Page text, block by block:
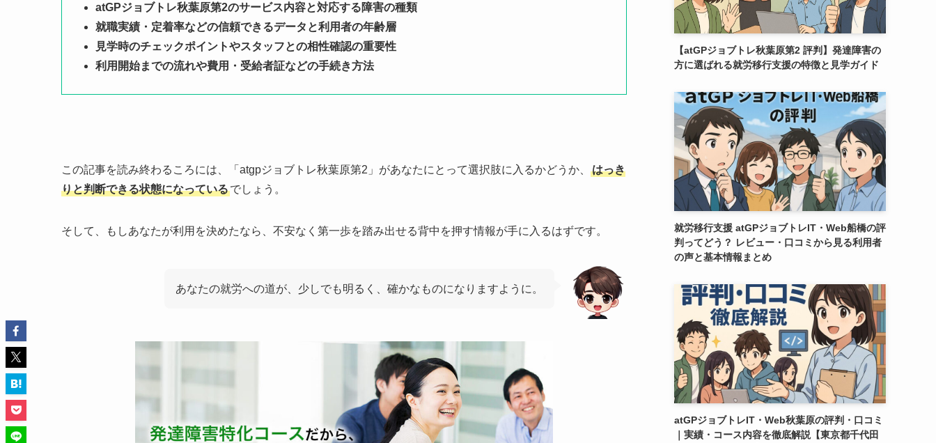
atGPジョブトレ秋葉原第2のサービス内容と対応する障害の種類
就職実績・定着率などの信頼できるデータと利用者の年齢層
見学時のチェックポイントやスタッフとの相性確認の重要性
利用開始までの流れや費用・受給者証などの手続き方法
この記事を読み終わるころには、「atgpジョブトレ秋葉原第2」があなたにとって選択肢に入るかどうか、
はっき
りと判断できる状態になっているでしょう。
そして、もしあなたが利用を決めたなら、不安なく第一歩を踏み出せる背中を押す情報が手に入るはずです。
あなたの就労への道が、少しでも明るく、確かなものになりますように。
【atGPジョブトレ秋葉原第2 評判】発達障害の
方に選ばれる就労移行支援の特徴と見学ガイド
就労移行支援 atGPジョブトレIT・Web船橋の評
判ってどう？ レビュー・口コミから見る利用者
の声と基本情報まとめ
atGPジョブトレIT・Web秋葉原の評判・口コミ
｜実績・コース内容を徹底解説【東京都千代田